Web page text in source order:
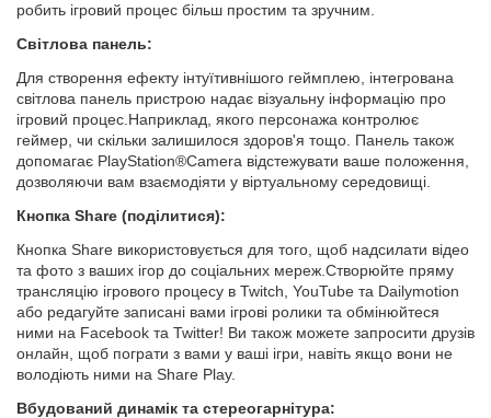
робить ігровий процес більш простим та зручним.
Світлова панель:
Для створення ефекту інтуїтивнішого геймплею, інтегрована
світлова панель пристрою надає візуальну інформацію про
ігровий процес.Наприклад, якого персонажа контролює
геймер, чи скільки залишилося здоров'я тощо. Панель також
допомагає PlayStation®Camera відстежувати ваше положення,
дозволяючи вам взаємодіяти у віртуальному середовищі.
Кнопка Share (поділитися):
Кнопка Share використовується для того, щоб надсилати відео
та фото з ваших ігор до соціальних мереж.Створюйте пряму
трансляцію ігрового процесу в Twitch, YouTube та Dailymotion
або редагуйте записані вами ігрові ролики та обмінюйтеся
ними на Facebook та Twitter! Ви також можете запросити друзів
онлайн, щоб пограти з вами у ваші ігри, навіть якщо вони не
володіють ними на Share Play.
Вбудований динамік та стереогарнітура: